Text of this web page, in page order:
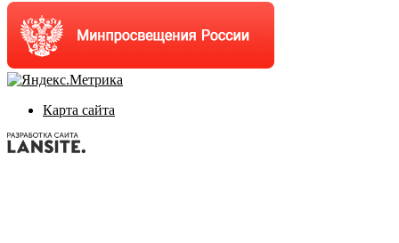
Карта сайта